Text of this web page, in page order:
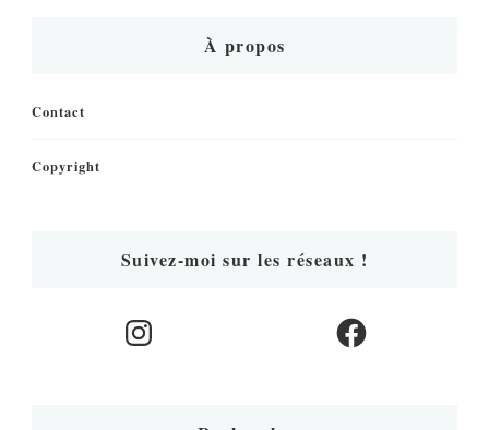
À propos
Contact
Copyright
Suivez-moi sur les réseaux !
Instagram Facebook